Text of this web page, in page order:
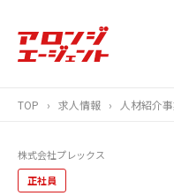
TOP › 求人情報 › 人材紹介
株式会社プレックス
正社員